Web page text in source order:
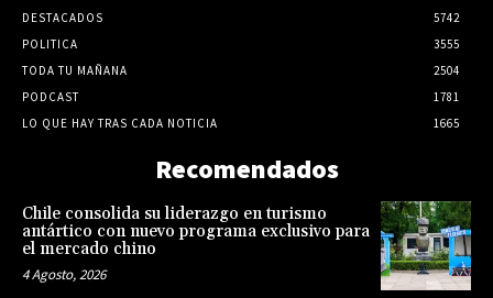
DESTACADOS
5742
POLITICA
3555
TODA TU MAÑANA
2504
PODCAST
1781
LO QUE HAY TRAS CADA NOTICIA
1665
Recomendados
Chile consolida su liderazgo en turismo
antártico con nuevo programa exclusivo para
el mercado chino
4 Agosto, 2026